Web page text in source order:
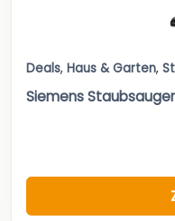
Deals, Haus & Garten,
Siemens